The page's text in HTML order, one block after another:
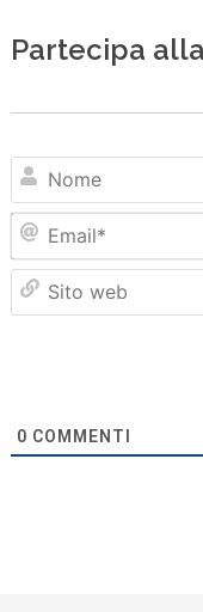
Partecipa
0 COMMENTI